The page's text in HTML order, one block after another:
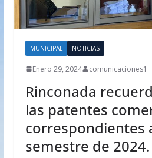
MUNICIPAL NOTICIAS
Enero 29, 2024 comunicaciones1
Rinconada
las patentes
correspondientes
semestre de 2024.